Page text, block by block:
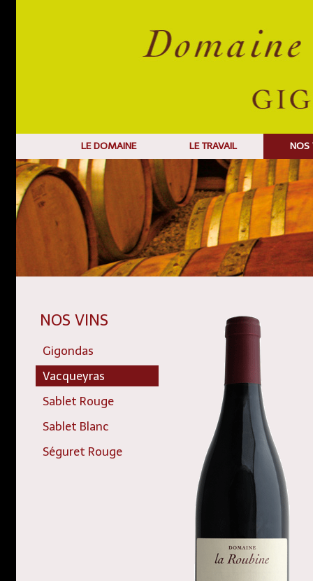
LE DOMAINE LE TRAVAIL NOS
NOS VINS
Gigondas
Vacqueyras
Sablet Rouge
Sablet Blanc
Séguret Rouge